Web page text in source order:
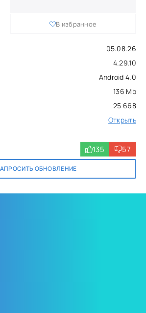
05.08.26
4.29.10
Android 4.0
136 Mb
25 668
Открыть
В избранное
ОБНОВЛЕНИЕ
135 57